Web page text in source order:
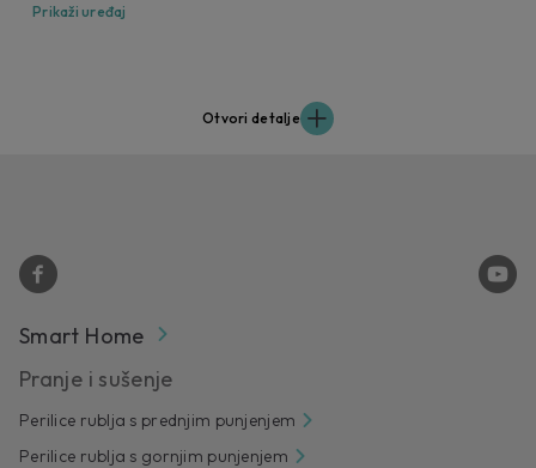
Prikaži uređaj
Otvori detalje
Smart Home
Pranje i sušenje
Perilice rublja s prednjim punjenjem
Perilice rublja s gornjim punjenjem